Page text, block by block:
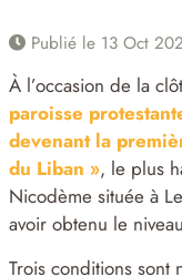
Publié le 13 Oct
À l’occasion de la
paroisse
devenant la
du Liban », le plus
Nicodème située à
avoir obtenu le
Trois conditions